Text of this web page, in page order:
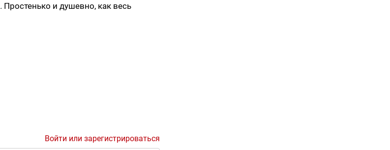
. Простенько и душевно, как весь
Войти или зарегистрироваться